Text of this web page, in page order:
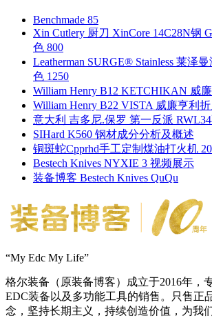
Benchmade 85
Xin Cutlery 厨刀 XinCore 14C28N钢
色 800
Leatherman SURGE® Stainless 莱泽
色 1250
William Henry B12 KETCHIKAN 威
William Henry B22 VISTA 威廉亨利折
意大利 吉多尼.保罗 第一反派
SIHard K560 钢材成分分析及概述
铜斑蛇Cpprhd手工定制煤油打火机
Bestech Knives NYXIE 3 视频展示
装备博客 Bestech Knives QuQu
“My Edc My Life”
格尔装备（原装备博客）成立于2016年，
EDC装备以及多功能工具的销售。只售正
念，坚持长期主义，持续创造价值，为我